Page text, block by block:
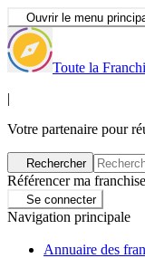
Ouvrir le menu
Toute la
|
Votre partenaire pour
Rechercher
Référencer ma franchise
Se connecter
Navigation principale
Annuaire des